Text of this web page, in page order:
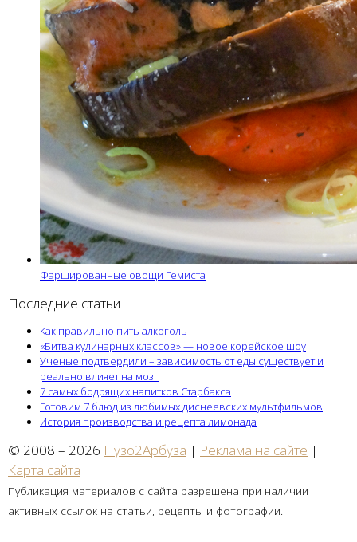
Фаршированные овощи Гемиста
Последние статьи
Как правильно пить алкоголь
«Битва кулинарных классов» — новое корейское шоу
Ученые подтвердили – зависимость от еды существует и
реально влияет на мозг
7 самых бодрящих напитков Старбакса
Готовим 7 блюд из любимых диснеевских мультфильмов
История производства и рецепта лимонада
© 2008 – 2026 Пузо2Арбуза | Реклама на сайте |
Карта сайта
Публикация материалов с сайта разрешена при наличии
активных ссылок на статьи, рецепты и фотографии.